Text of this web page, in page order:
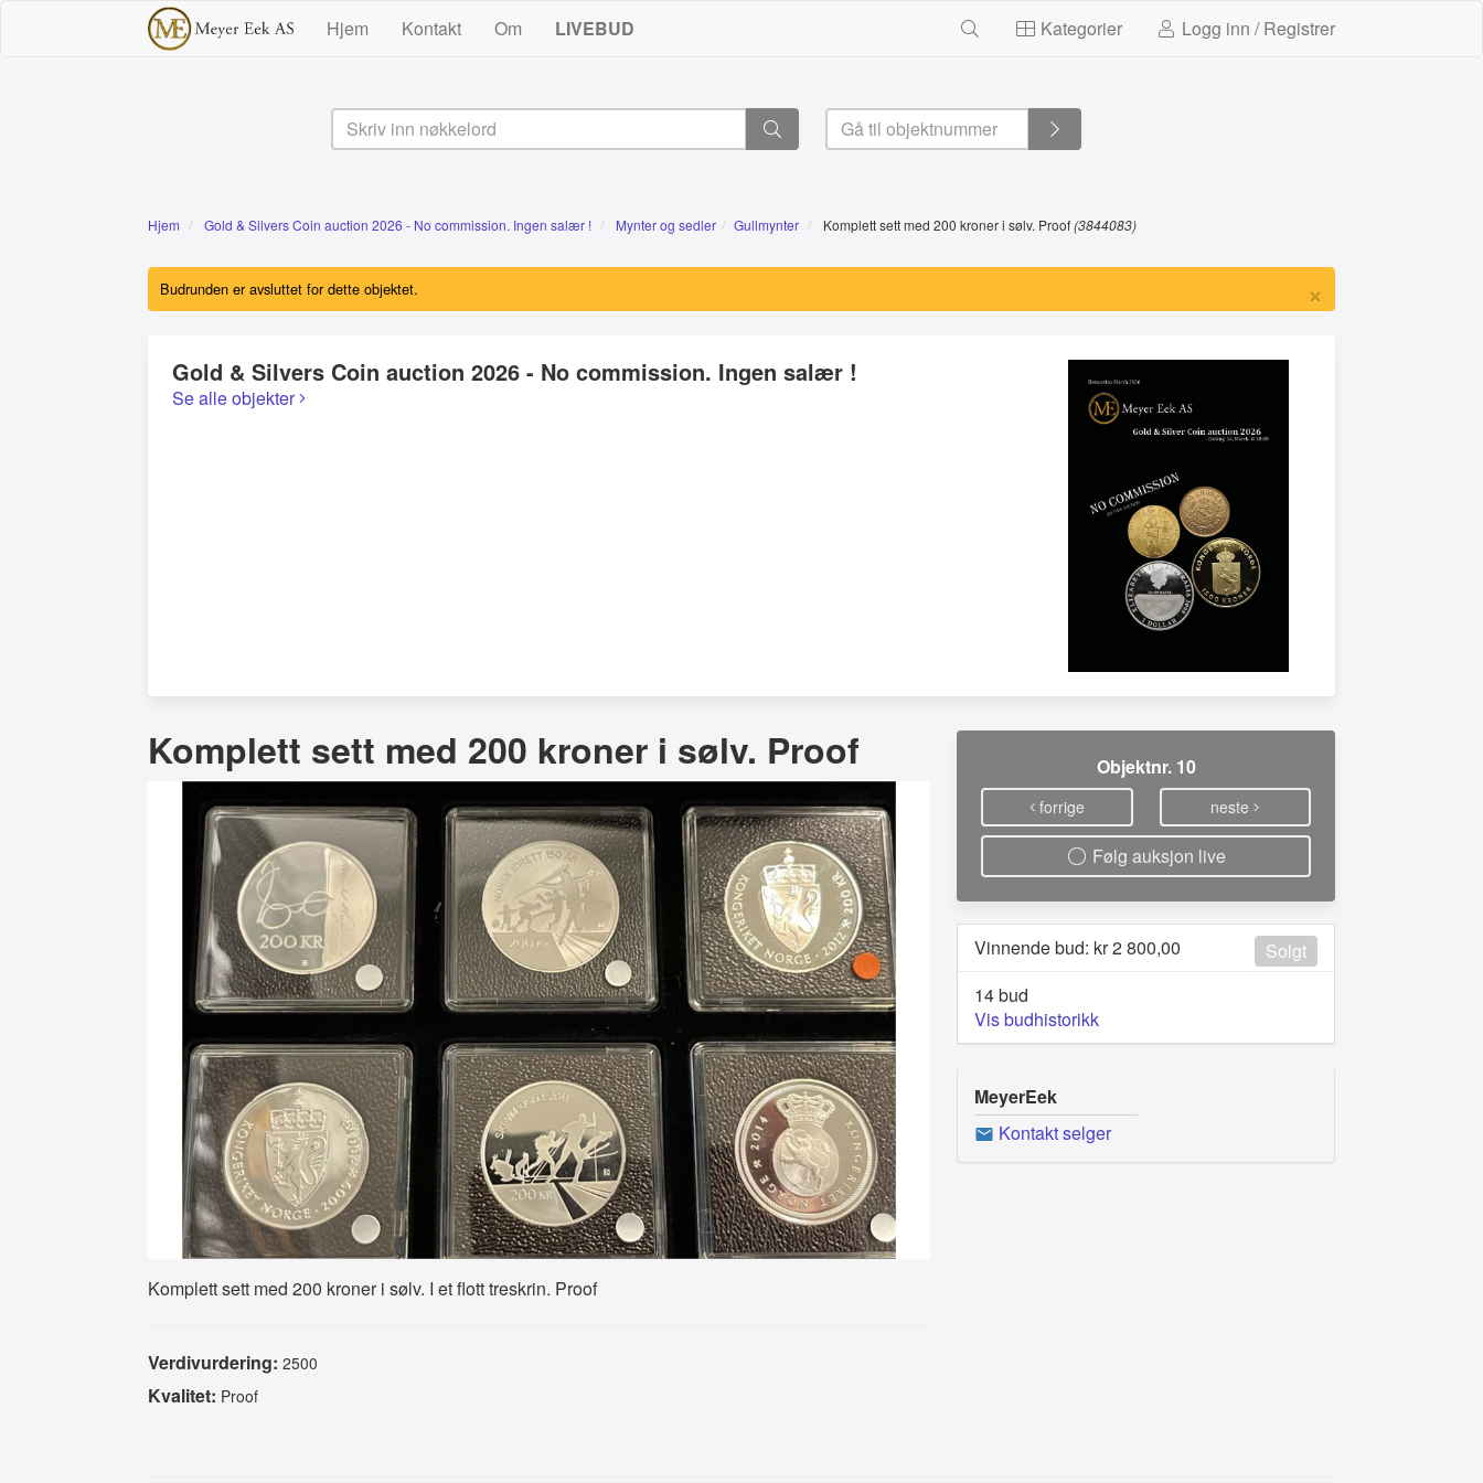
Hjem Kontakt Om LIVEBUD Kategorier Logg inn / Registrer
Hjem Gold & Silvers Coin auction 2026 - No commission. Ingen salær ! Mynter og sedler Gullmynter Komplett sett med 200 kroner i sølv. Proof(3844083)
×
Budrunden er avsluttet for dette objektet.
Gold & Silvers Coin auction 2026 - No commission. Ingen salær !
Se alle objekter
Komplett sett med 200 kroner i sølv. Proof
Komplett sett med 200 kroner i sølv. I et flott treskrin. Proof
Verdivurdering: 2500
Kvalitet: Proof
Objektnr. 10
forrige neste
Følg auksjon live
Solgt
Vinnende bud: kr2 800,00
14 bud
Vis budhistorikk
MeyerEek
Kontakt selger